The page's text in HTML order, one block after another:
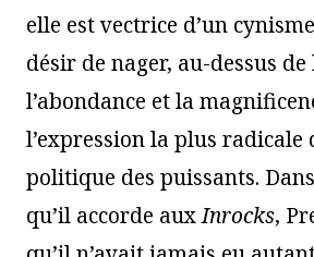
elle est vectrice d’un
désir de nager, au-dessus
l’abondance et la
l’expression la plus radicale
politique des puissants.
qu’il accorde auxInrocks,